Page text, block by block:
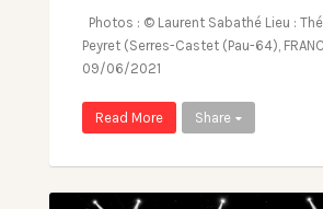
Photos : © Laurent Sabathé Lieu :
Peyret (Serres-Castet (Pau-64),
09/06/2021
Read More Share